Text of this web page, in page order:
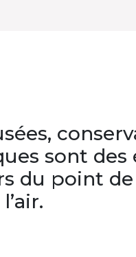
sont des
du point de